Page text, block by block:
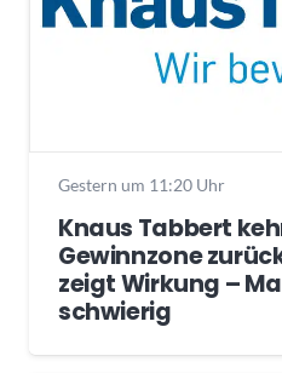
Gestern um 11:20 Uhr
Knaus Tabbert
Gewinnzone
zeigt Wirkung –
schwierig